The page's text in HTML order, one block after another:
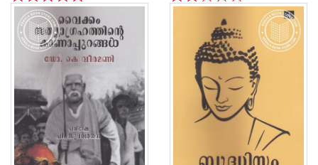
5
4
3
2
1 5
4
3
2
1